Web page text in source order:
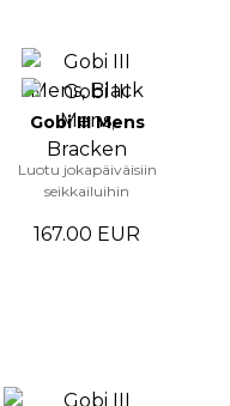
Gobi III Mens
Luotu jokapäiväisiin
seikkailuihin
167.00 EUR